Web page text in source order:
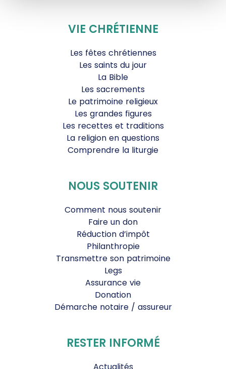
VIE CHRÉTIENNE
Les fêtes chrétiennes
Les saints du jour
La Bible
Les sacrements
Le patrimoine religieux
Les grandes figures
Les recettes et traditions
La religion en questions
Comprendre la liturgie
NOUS SOUTENIR
Comment nous soutenir
Faire un don
Réduction d’impôt
Philanthropie
Transmettre son patrimoine
Legs
Assurance vie
Donation
Démarche notaire / assureur
RESTER INFORMÉ